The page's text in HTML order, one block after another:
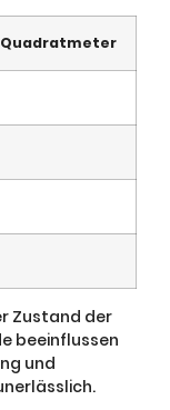
Zustand der
beeinflussen
und